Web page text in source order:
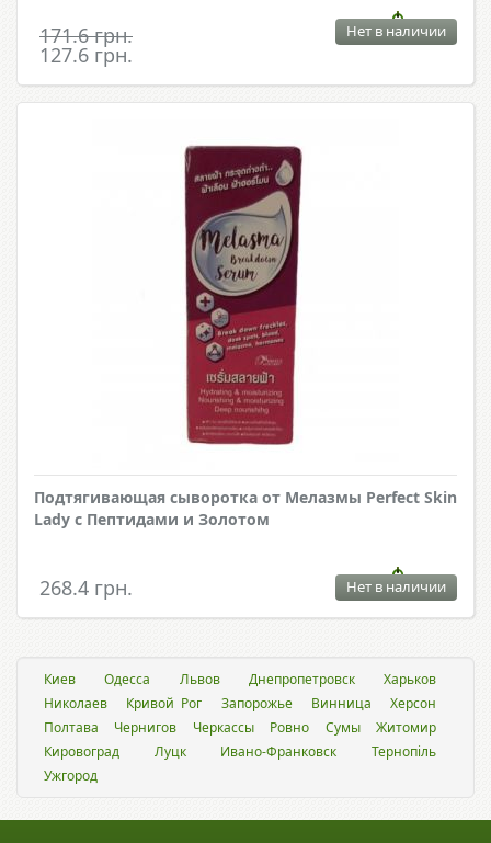
171.6 грн.
127.6 грн.
Нет в наличии
Подтягивающая сыворотка от Мелазмы Perfect Skin
Lady с Пептидами и Золотом
268.4 грн. Нет в наличии
Киев Одесса Львов Днепропетровск
Харьков
Николаев
Кривой Рог Запорожье Винница
Херсон
Полтава
Чернигов Черкассы Ровно Сумы
Житомир
Кировоград
Луцк Ивано-Франковск
Тернопіль
Ужгород